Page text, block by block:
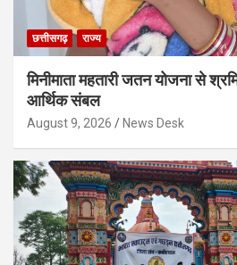
छत्तीसगढ़ राज्य
मिनीमाता महतारी जतन योजना से
आर्थिक संबल
August 9, 2026 News Desk